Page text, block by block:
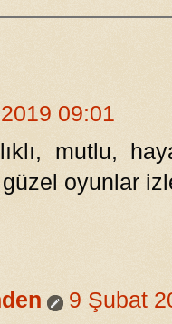
09:01
mutlu,
oyunlar
9 Şubat